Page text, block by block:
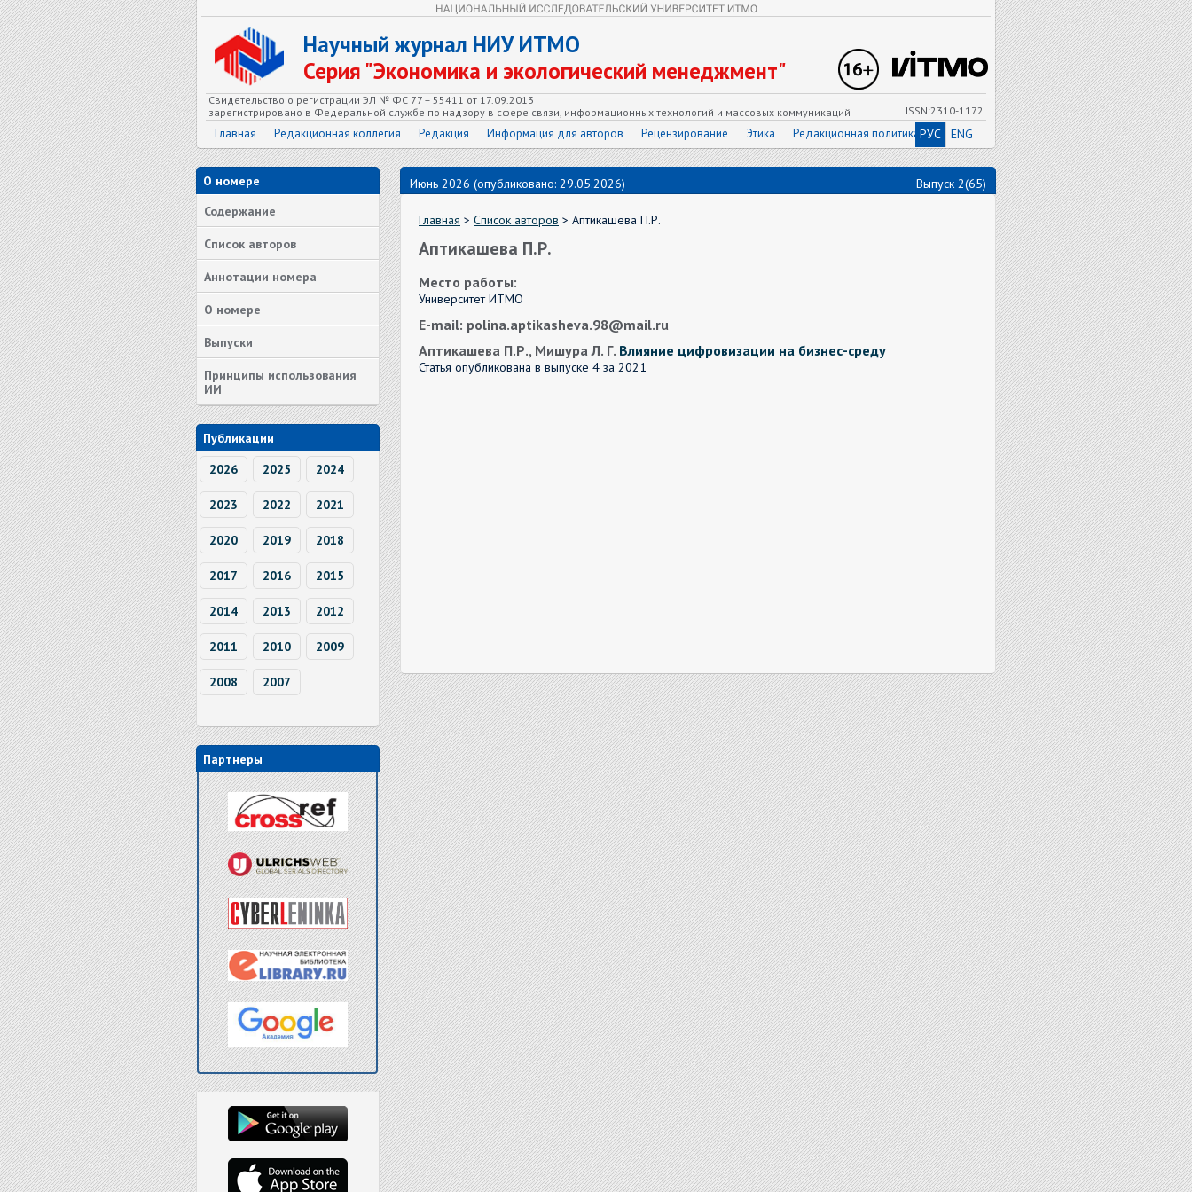
Научный журнал НИУ ИТМО
Серия "Экономика и экологический менеджмент"
Свидетельство о регистрации ЭЛ № ФС 77 – 55411 от 17.09.2013
зарегистрировано в Федеральной службе по надзору в сфере связи, информационных технологий и массовых коммуникаций
ISSN:2310-1172
Главная Редакционная коллегия Редакция Информация для авторов Рецензирование Этика Редакционная политика РУС ENG
О номере
Содержание
Список авторов
Аннотации номера
О номере
Выпуски
Принципы использования
ИИ
Публикации
2026
2025 2024
2023 2022 2021
2020 2019 2018
2017 2016 2015
2014 2013 2012
2011 2010 2009
2008 2007
Партнеры
Июнь 2026 (опубликовано: 29.05.2026) Выпуск 2(65)
Главная > Список авторов > Аптикашева П.Р.
Аптикашева П.Р.
Место работы:
Университет ИТМО
E-mail: polina.aptikasheva.98@mail.ru
Аптикашева П.Р., Мишура Л. Г. Влияние цифровизации на бизнес-среду
Статья опубликована в выпуске 4 за 2021